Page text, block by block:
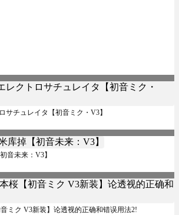
サチュレイタ【初音ミク・V3】
音未来：V3】
ミク V3新装】论透视的正确和错误用法2!